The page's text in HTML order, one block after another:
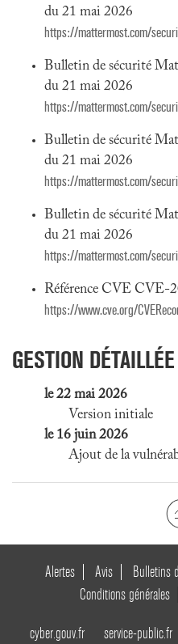
du 21 mai 2026
https://mattermost.com/
Bulletin de sécurité
du 21 mai 2026
https://mattermost.com/
Bulletin de sécurité
du 21 mai 2026
https://mattermost.com/
Bulletin de sécurité
du 21 mai 2026
https://mattermost.com/
Référence CVE CVE-
https://www.cve.org/
GESTION
le 22 mai 2026
Version initiale
le 16 juin 2026
Ajout de la
Alertes Avis Bulletins
Conditions générales
cyber.gouv.fr service-public.fr